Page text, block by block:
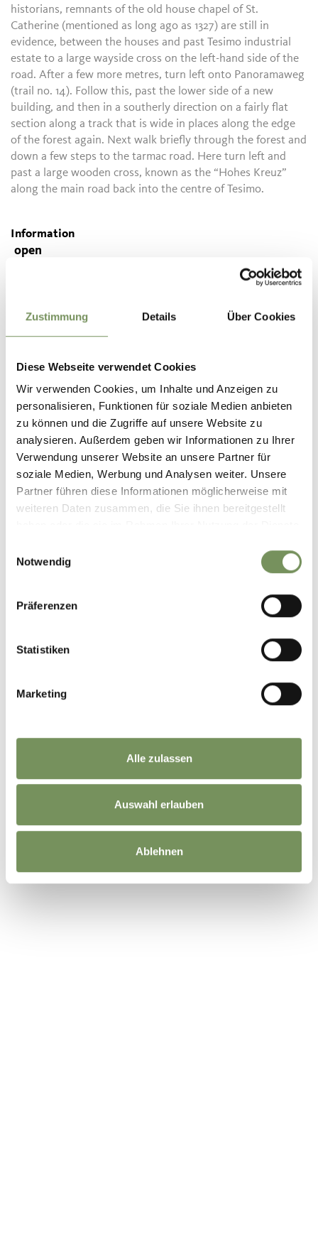
Zustimmung Details Über Cookies
Diese Webseite verwendet Cookies
Wir verwenden Cookies, um Inhalte und Anzeigen zu
personalisieren, Funktionen für soziale Medien anbieten
zu können und die Zugriffe auf unsere Website zu
analysieren. Außerdem geben wir Informationen zu Ihrer
Verwendung unserer Website an unsere Partner für
soziale Medien, Werbung und Analysen weiter. Unsere
Partner führen diese Informationen möglicherweise mit
weiteren Daten zusammen, die Sie ihnen bereitgestellt
Notwendig
Präferenzen
Statistiken
Marketing
Alle zulassen
Auswahl erlauben
Ablehnen
historians, remnants of the old house chapel of St.
Catherine (mentioned as long ago as 1327) are still in
evidence, between the houses and past Tesimo industrial
estate to a large wayside cross on the left-hand side of the
road. After a few more metres, turn left onto Panoramaweg
(trail no. 14). Follow this, past the lower side of a new
building, and then in a southerly direction on a fairly flat
section along a track that is wide in places along the edge
of the forest again. Next walk briefly through the forest and
down a few steps to the tarmac road. Here turn left and
past a large wooden cross, known as the “Hohes Kreuz”
along the main road back into the centre of Tesimo.
Information
open
Dénivelé montée
Dénivelé descente
Tourismusverein Tisens-
Prissian
Bäcknhaus 54
39010 Tisens/Prissian
info@tisensprissian.com
LE CONTENU VOUS A-T-IL ÉTÉ UTILE?